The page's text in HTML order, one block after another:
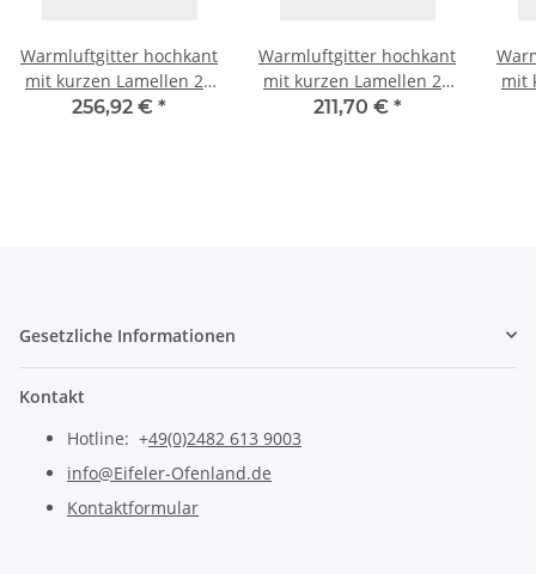
Warmluftgitter hochkant
mit kurzen Lamellen 23
x 68 in schwarz,
256,92 € *
Warmluftgitter hochkant
mit kurzen Lamellen 23
x 68 in schwarz
211,70 € *
mit
Gesetzliche Informationen
Kontakt
Hotline: +49(0)2482 613 9003
info@Eifeler-Ofenland.de
Kontaktformular